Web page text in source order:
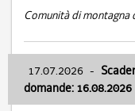
Comunità di montagna
17.07.2026 -
domande: 16.08.2026